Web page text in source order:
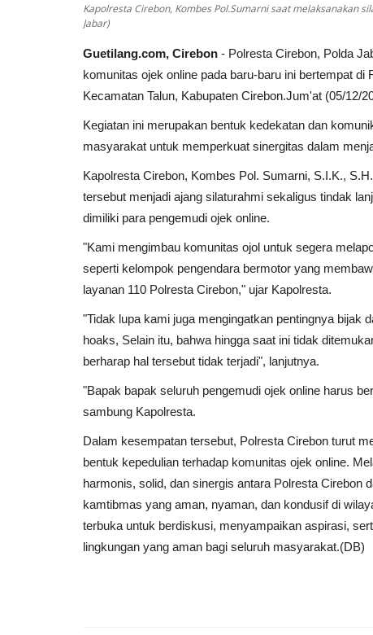
Kapolresta Cirebon, Kombes Pol.Sumarni saat melaksanakan
Jabar)
Guetilang.com, Cirebon - Polresta Cirebon, Polda
komunitas ojek online pada baru-baru ini bertempat
Kecamatan Talun, Kabupaten Cirebon.Jum'at (05/12/
Kegiatan ini merupakan bentuk kedekatan dan
masyarakat untuk memperkuat sinergitas dalam
Kapolresta Cirebon, Kombes Pol. Sumarni, S.I.K.,
tersebut menjadi ajang silaturahmi sekaligus tindak
dimiliki para pengemudi ojek online.
"Kami mengimbau komunitas ojol untuk segera
seperti kelompok pengendara bermotor yang
layanan 110 Polresta Cirebon," ujar Kapolresta.
"Tidak lupa kami juga mengingatkan pentingnya bijak
hoaks, Selain itu, bahwa hingga saat ini tidak
berharap hal tersebut tidak terjadi", lanjutnya.
"Bapak bapak seluruh pengemudi ojek online harus
sambung Kapolresta.
Dalam kesempatan tersebut, Polresta Cirebon turut
bentuk kepedulian terhadap komunitas ojek online.
harmonis, solid, dan sinergis antara Polresta Cirebon
kamtibmas yang aman, nyaman, dan kondusif di
terbuka untuk berdiskusi, menyampaikan aspirasi,
lingkungan yang aman bagi seluruh masyarakat.(DB)